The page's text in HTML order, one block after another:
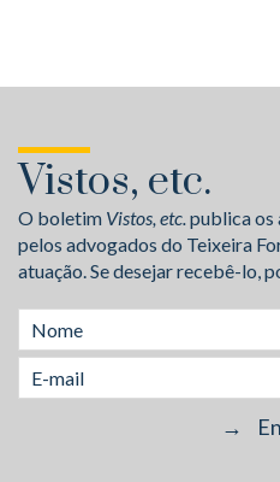
Vistos, etc.
O boletim Vistos, etc.publica os
pelos advogados do Teixeira
atuação. Se desejar recebê-lo,